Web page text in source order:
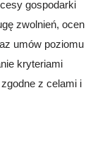
gospodarki
zwolnień, ocen
umów poziomu
kryteriami
z celami i